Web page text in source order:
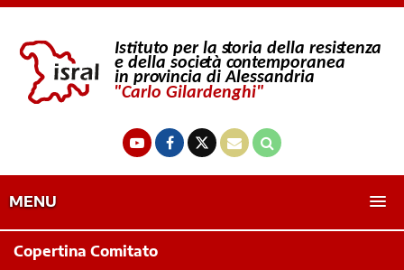
MENU
Copertina Comitato